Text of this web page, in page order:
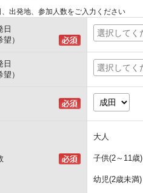
出発地、参加人数をご入力ください
日
望）
日
望）
大人
子供(2～11歳)
幼児(2歳未満)